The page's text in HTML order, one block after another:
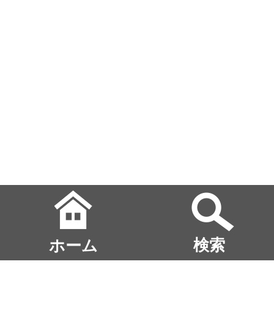
ホーム 検索